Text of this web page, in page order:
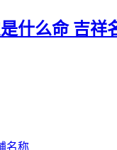
什么命 吉祥
名称